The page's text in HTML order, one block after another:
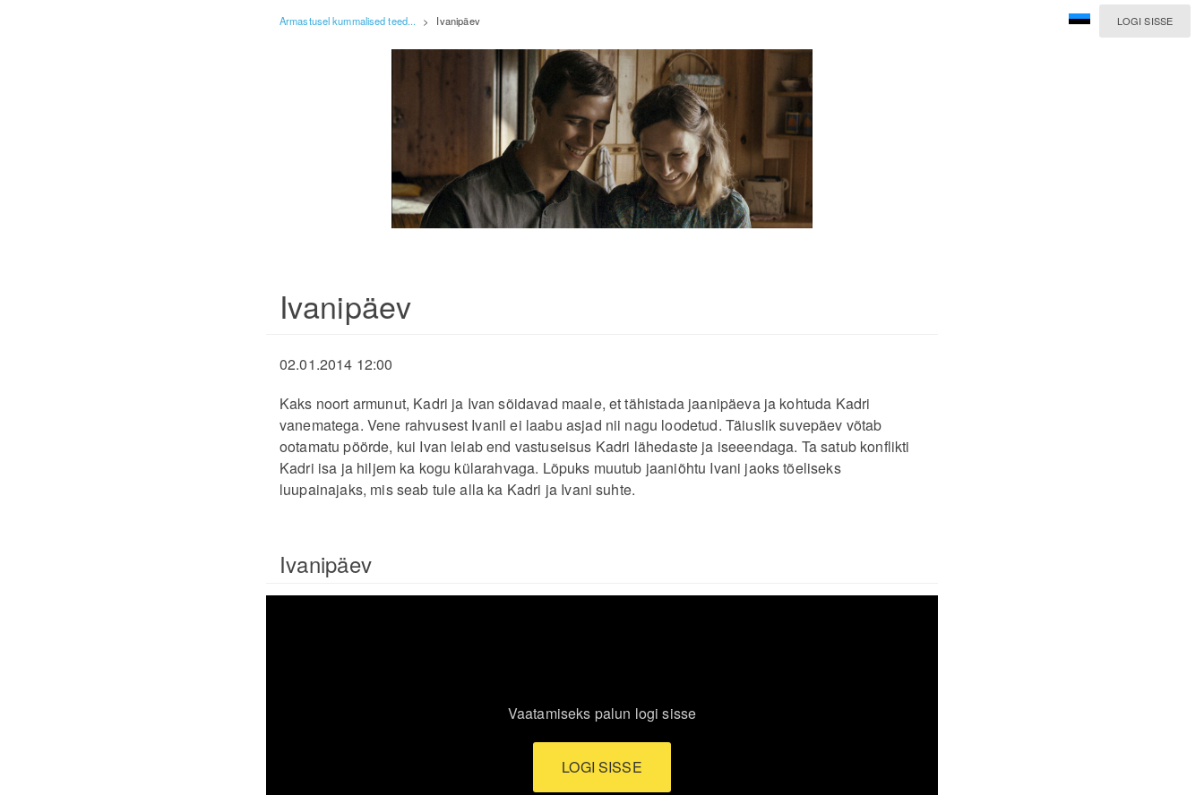
LOGI SISSE
Armastusel kummalised teed... > Ivanipäev
Ivanipäev
02.01.2014 12:00
Kaks noort armunut, Kadri ja Ivan sõidavad maale, et tähistada jaanipäeva ja kohtuda Kadri
vanematega. Vene rahvusest Ivanil ei laabu asjad nii nagu loodetud. Täiuslik suvepäev võtab
ootamatu pöörde, kui Ivan leiab end vastuseisus Kadri lähedaste ja iseeendaga. Ta satub konflikti
Kadri isa ja hiljem ka kogu külarahvaga. Lõpuks muutub jaaniõhtu Ivani jaoks tõeliseks
luupainajaks, mis seab tule alla ka Kadri ja Ivani suhte.
Ivanipäev
Vaatamiseks palun logi sisse
LOGI SISSE